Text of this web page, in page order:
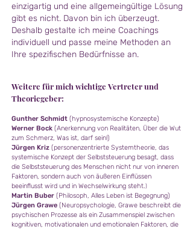
einzigartig und eine allgemeingültige Lösung
gibt es nicht. Davon bin ich überzeugt.
Deshalb gestalte ich meine Coachings
individuell und passe meine Methoden an
Ihre spezifischen Bedürfnisse an.
Weitere für mich wichtige Vertreter und
Theoriegeber:
Gunther Schmidt (hypnosystemische Konzepte)
Werner Bock (Anerkennung von Realitäten, Über die Wut
zum Schmerz, Was ist, darf sein!)
Jürgen Kriz (personenzentrierte Systemtheorie, das
systemische Konzept der Selbststeuerung besagt, dass
die Selbststeuerung des Menschen nicht nur von inneren
Faktoren, sondern auch von äußeren Einflüssen
beeinflusst wird und in Wechselwirkung steht.)
Martin Buber (Philosoph, Alles Leben ist Begegnung)
Jürgen Grawe (Neuropsychologie, Grawe beschreibt die
psychischen Prozesse als ein Zusammenspiel zwischen
kognitiven, motivationalen und emotionalen Faktoren, die